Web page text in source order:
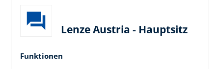
Lenze Austria - Hauptsitz
Funktionen